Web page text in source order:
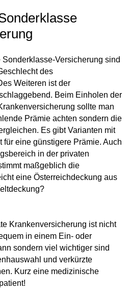
Versicherung sind
des
Weiteren ist der
Beim Einholen der
sollte man
Prämie achten sondern die
Es gibt Varianten mit
eine günstigere Prämie. Auch
in der privaten
maßgeblich die
eine Österreichdeckung aus
Krankenversicherung ist nicht
in einem Ein- oder
sondern viel wichtiger sind
und verkürzte
Kurz eine medizinische